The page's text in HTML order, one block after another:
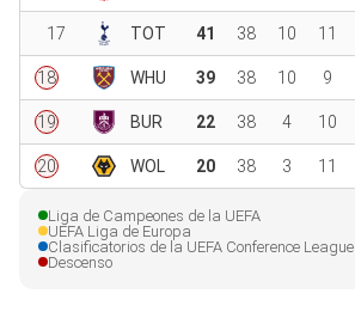
17 TOT 41 38 10 11
18 WHU 39 38 10 9
19 BUR 22 38 4 10
20 WOL 20 38 3 11
Liga de Campeones de la UEFA
UEFA Liga de Europa
Clasificatorios de la UEFA Conference League
Descenso